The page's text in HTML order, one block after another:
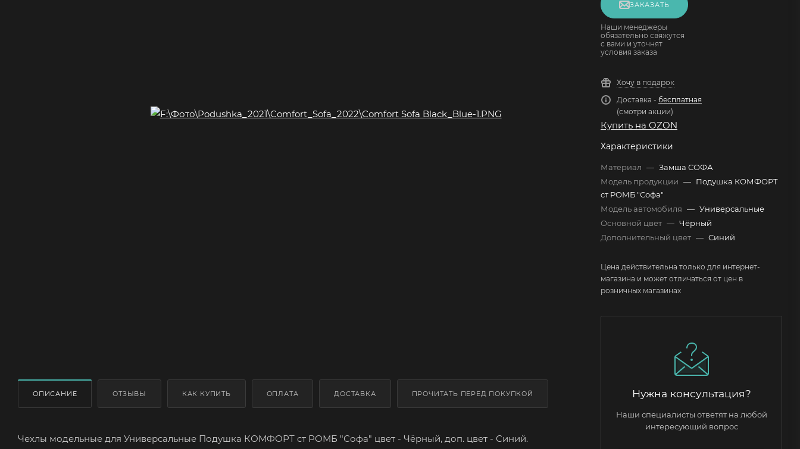
ОПИСАНИЕ ОТЗЫВЫ КАК КУПИТЬ ОПЛАТА ДОСТАВКА ПРОЧИТАТЬ ПЕРЕД ПОКУПКОЙ
Чехлы модельные для Универсальные Подушка КОМФОРТ ст РОМБ "Софа" цвет - Чёрный, доп. цвет - Синий.
ЗАКАЗАТЬ
Наши менеджеры
обязательно свяжутся
с вами и уточнят
условия заказа
Хочу в подарок
Доставка - бесплатная
(смотри акции)
Купить на OZON
Характеристики
Материал — Замша СОФА
Модель продукции — Подушка КОМФОРТ
ст РОМБ "Софа"
Модель автомобиля — Универсальные
Основной цвет — Чёрный
Дополнительный цвет — Синий
Цена действительна только для интернет-
магазина и может отличаться от цен в
розничных магазинах
Нужна консультация?
Наши специалисты ответят на любой
интересующий вопрос